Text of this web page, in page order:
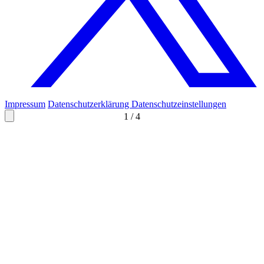
1 /4
Impressum Datenschutzerklärung Datenschutzeinstellungen